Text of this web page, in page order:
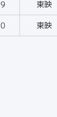
東映
東映